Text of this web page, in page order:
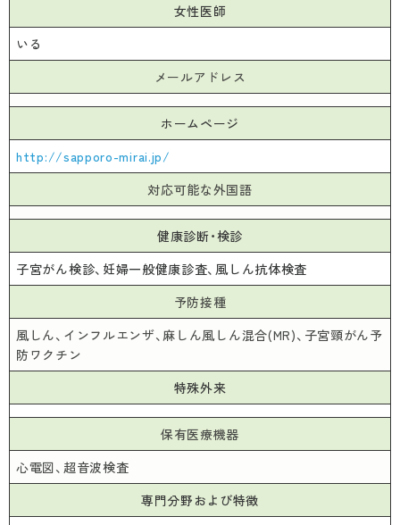
女性医師
いる
メールアドレス
ホームページ
http://sapporo-mirai.jp/
対応可能な外国語
健康診断・検診
子宮がん検診、妊婦一般健康診査、風しん抗体検査
予防接種
風しん、インフルエンザ、麻しん風しん混合(MR)、子宮頸がん予
防ワクチン
特殊外来
保有医療機器
心電図、超音波検査
専門分野および特徴